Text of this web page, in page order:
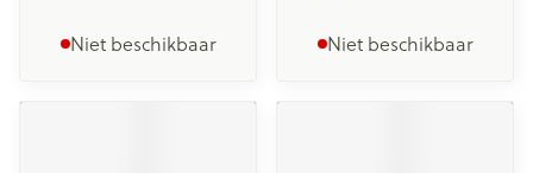
Niet beschikbaar Niet beschikbaar